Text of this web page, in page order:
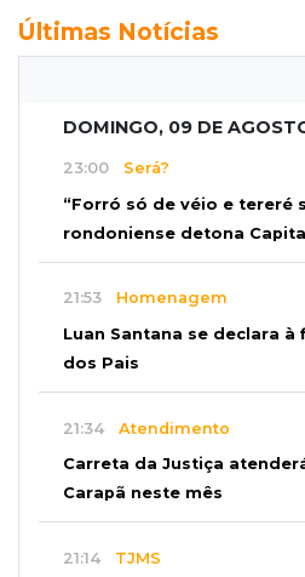
Últimas Notícias
DOMINGO, 09 DE
23:00 Será?
“Forró só de véio e tereré
rondoniense detona Capital
21:53 Homenagem
Luan Santana se declara à
dos Pais
21:34 Atendimento
Carreta da Justiça
Carapã neste mês
21:14 TJMS